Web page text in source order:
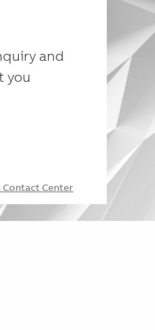
and
you
Contact Center